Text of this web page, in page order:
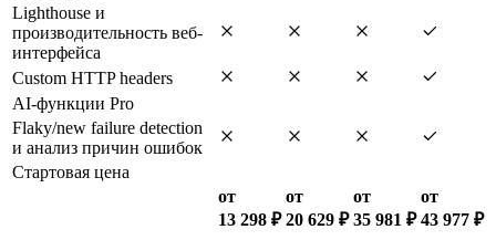
Lighthouse и
производительность веб-
интерфейса
Custom HTTP headers
AI-функции Pro
Flaky/new failure detection
и анализ причин ошибок
Стартовая цена
от
13 298 ₽
от
20 629 ₽
от
35 981 ₽
от
43 977 ₽